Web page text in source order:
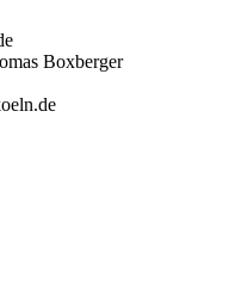
Boxberger